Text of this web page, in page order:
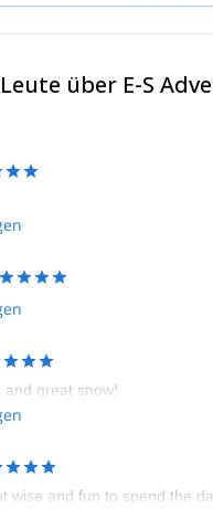
über E-S
and great snow!
wise and fun to spend the